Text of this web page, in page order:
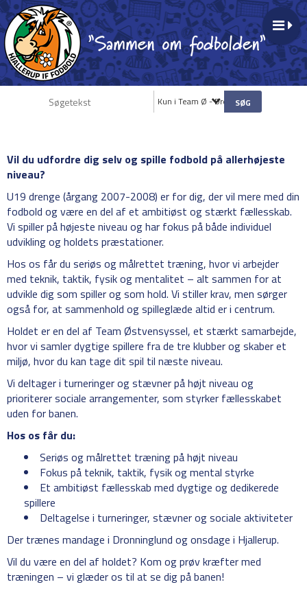
Kun i Team Ø - Drenge
Vil du udfordre dig selv og spille fodbold på allerhøjeste
niveau?
U19 drenge (årgang 2007-2008) er for dig, der vil mere med din
fodbold og være en del af et ambitiøst og stærkt fællesskab.
Vi spiller på højeste niveau og har fokus på både individuel
udvikling og holdets præstationer.
Hos os får du seriøs og målrettet træning, hvor vi arbejder
med teknik, taktik, fysik og mentalitet – alt sammen for at
udvikle dig som spiller og som hold. Vi stiller krav, men sørger
også for, at sammenhold og spilleglæde altid er i centrum.
Holdet er en del af Team Østvensyssel, et stærkt samarbejde,
hvor vi samler dygtige spillere fra de tre klubber og skaber et
miljø, hvor du kan tage dit spil til næste niveau.
Vi deltager i turneringer og stævner på højt niveau og
prioriterer sociale arrangementer, som styrker fællesskabet
uden for banen.
Hos os får du:
Seriøs og målrettet træning på højt niveau
Fokus på teknik, taktik, fysik og mental styrke
Et ambitiøst fællesskab med dygtige og dedikerede
spillere
Deltagelse i turneringer, stævner og sociale aktiviteter
Der trænes mandage i Dronninglund og onsdage i Hjallerup.
Vil du være en del af holdet? Kom og prøv kræfter med
træningen – vi glæder os til at se dig på banen!